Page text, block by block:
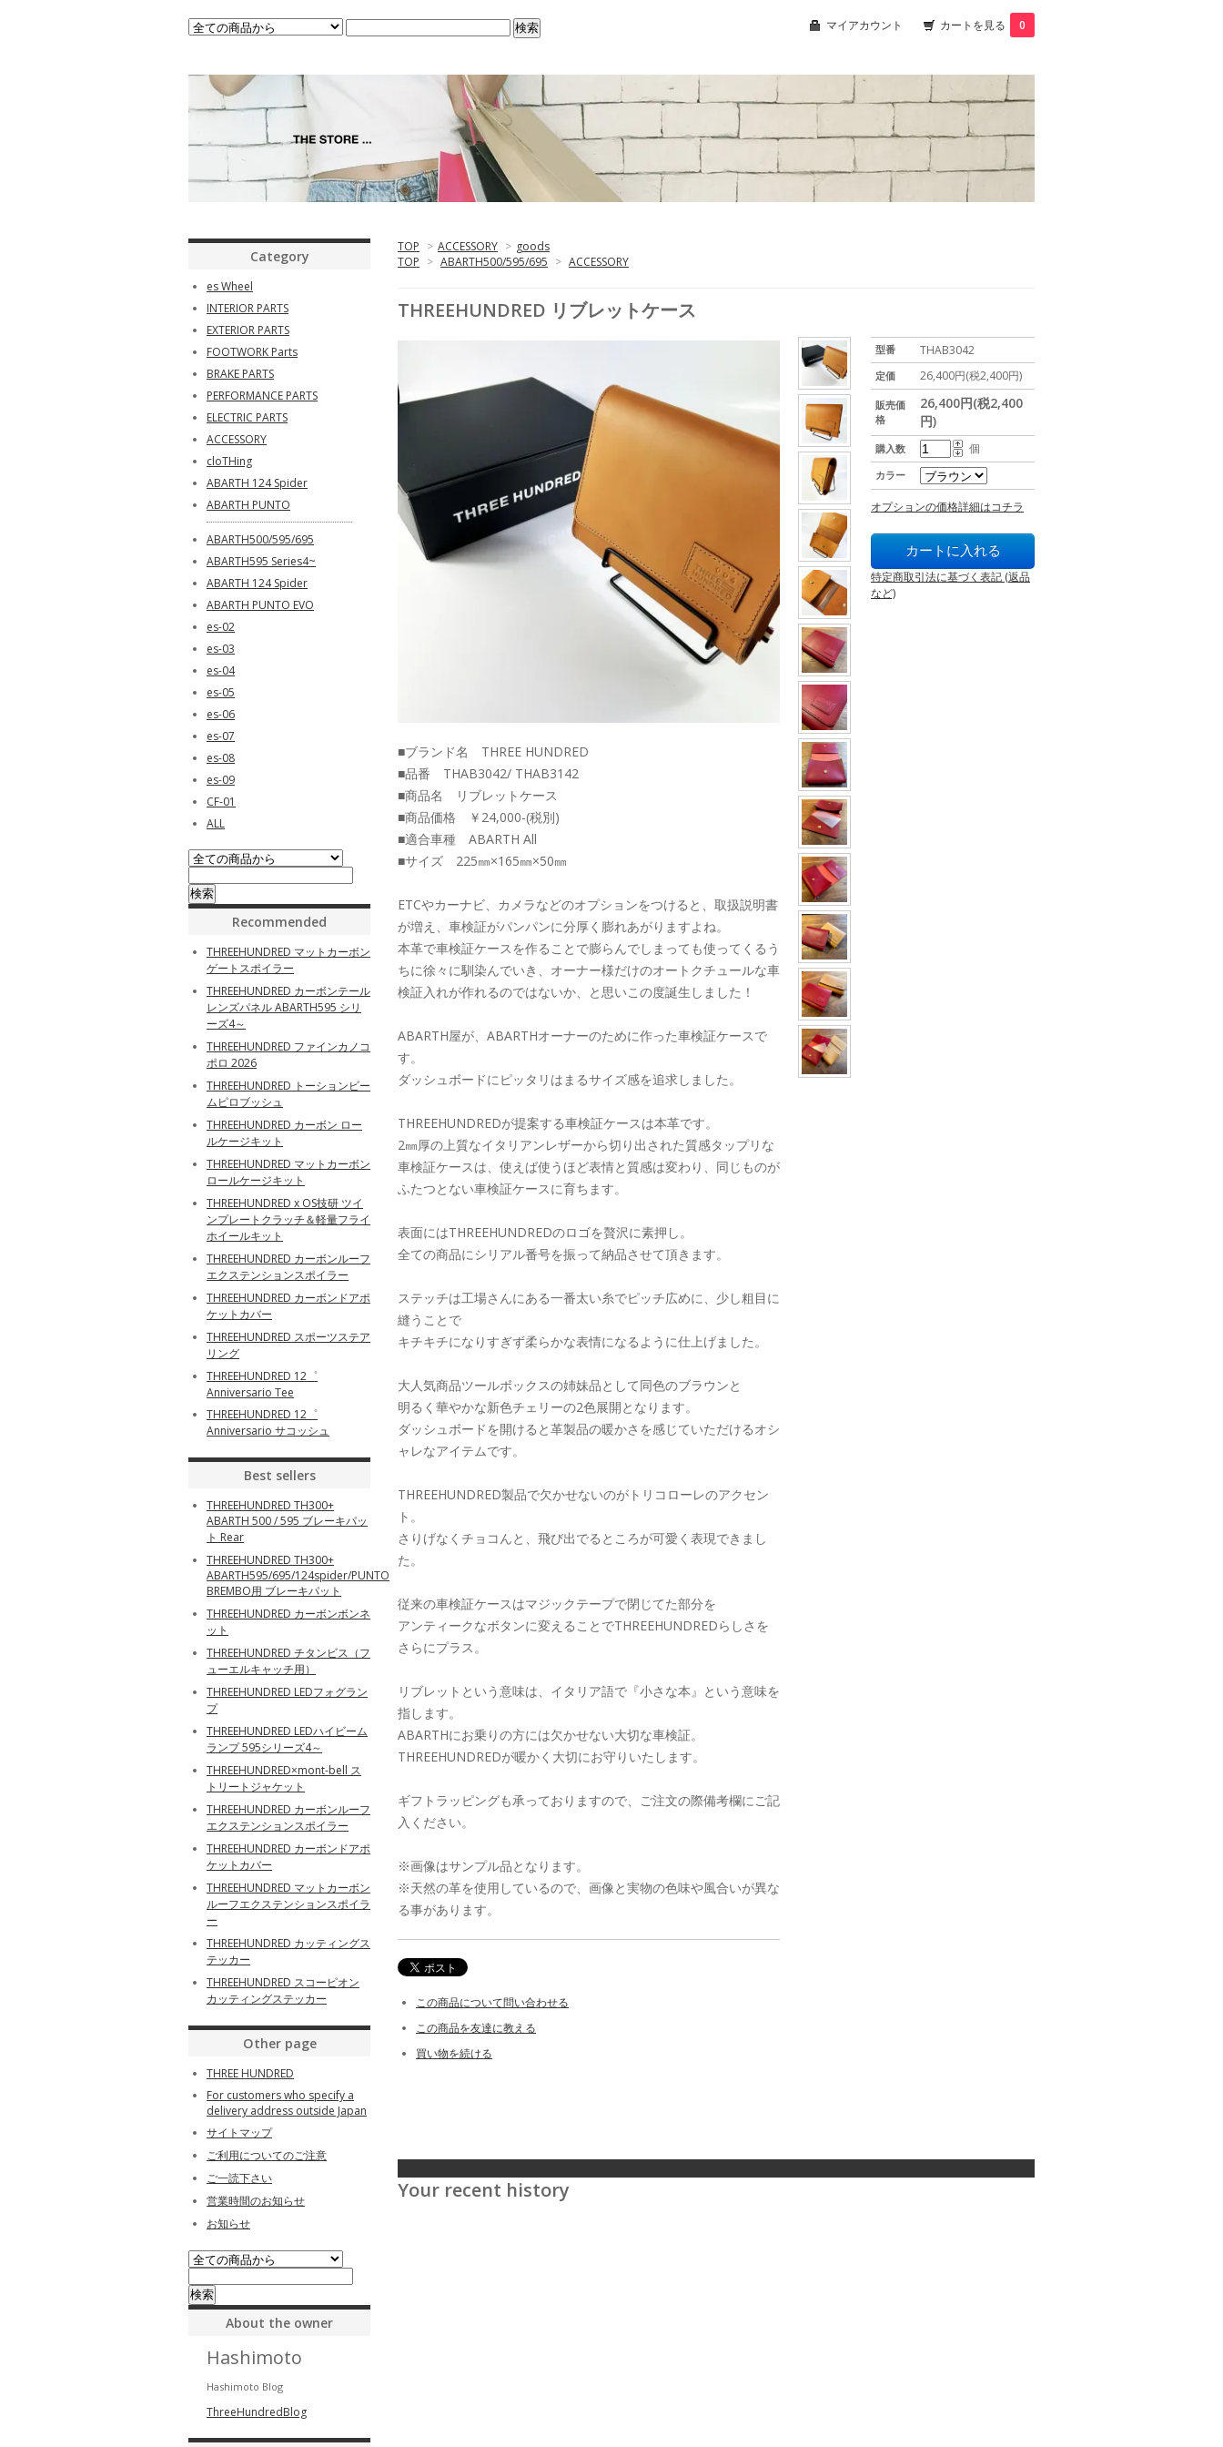
マイアカウント カートを見る 0
TOP > ACCESSORY > goods
TOP > ABARTH500/595/695 > ACCESSORY
THREEHUNDRED リブレットケース
型番 THAB3042
定価 26,400円(税2,400円)
販売価
格
26,400円(税2,400
円)
購入数 個
カラー
オプションの価格詳細はコチラ
特定商取引法に基づく表記 (返品
など)
■ブランド名 THREE HUNDRED
■品番 THAB3042/ THAB3142
■商品名 リブレットケース
■商品価格 ￥24,000-(税別)
■適合車種 ABARTH All
■サイズ 225㎜×165㎜×50㎜
ETCやカーナビ、カメラなどのオプションをつけると、取扱説明書
が増え、車検証がパンパンに分厚く膨れあがりますよね。
本革で車検証ケースを作ることで膨らんでしまっても使ってくるう
ちに徐々に馴染んでいき、オーナー様だけのオートクチュールな車
検証入れが作れるのではないか、と思いこの度誕生しました！
ABARTH屋が、ABARTHオーナーのために作った車検証ケースで
す。
ダッシュボードにピッタリはまるサイズ感を追求しました。
THREEHUNDREDが提案する車検証ケースは本革です。
2㎜厚の上質なイタリアンレザーから切り出された質感タップリな
車検証ケースは、使えば使うほど表情と質感は変わり、同じものが
ふたつとない車検証ケースに育ちます。
表面にはTHREEHUNDREDのロゴを贅沢に素押し。
全ての商品にシリアル番号を振って納品させて頂きます。
ステッチは工場さんにある一番太い糸でピッチ広めに、少し粗目に
縫うことで
キチキチになりすぎず柔らかな表情になるように仕上げました。
大人気商品ツールボックスの姉妹品として同色のブラウンと
明るく華やかな新色チェリーの2色展開となります。
ダッシュボードを開けると革製品の暖かさを感じていただけるオシ
ャレなアイテムです。
THREEHUNDRED製品で欠かせないのがトリコローレのアクセン
ト。
さりげなくチョコんと、飛び出でるところが可愛く表現できまし
た。
従来の車検証ケースはマジックテープで閉じてた部分を
アンティークなボタンに変えることでTHREEHUNDREDらしさを
さらにプラス。
リブレットという意味は、イタリア語で『小さな本』という意味を
指します。
ABARTHにお乗りの方には欠かせない大切な車検証。
THREEHUNDREDが暖かく大切にお守りいたします。
ギフトラッピングも承っておりますので、ご注文の際備考欄にご記
入ください。
※画像はサンプル品となります。
※天然の革を使用しているので、画像と実物の色味や風合いが異な
る事があります。
この商品について問い合わせる
この商品を友達に教える
買い物を続ける
Your recent history
Category
es Wheel
INTERIOR PARTS
EXTERIOR PARTS
FOOTWORK Parts
BRAKE PARTS
PERFORMANCE PARTS
ELECTRIC PARTS
ACCESSORY
cloTHing
ABARTH 124 Spider
ABARTH PUNTO
ABARTH500/595/695
ABARTH595 Series4~
ABARTH 124 Spider
ABARTH PUNTO EVO
es-02
es-03
es-04
es-05
es-06
es-07
es-08
es-09
CF-01
ALL
Recommended
THREEHUNDRED マットカーボン
ゲートスポイラー
THREEHUNDRED カーボンテール
レンズパネル ABARTH595 シリ
ーズ4～
THREEHUNDRED ファインカノコ
ポロ 2026
THREEHUNDRED トーションビー
ムピロブッシュ
THREEHUNDRED カーボン ロー
ルケージキット
THREEHUNDRED マットカーボン
ロールケージキット
THREEHUNDRED x OS技研 ツイ
ンプレートクラッチ＆軽量フライ
ホイールキット
THREEHUNDRED カーボンルーフ
エクステンションスポイラー
THREEHUNDRED カーボンドアポ
ケットカバー
THREEHUNDRED スポーツステア
リング
THREEHUNDRED 12゜
Anniversario Tee
THREEHUNDRED 12゜
Anniversario サコッシュ
Best sellers
THREEHUNDRED TH300+
ABARTH 500 / 595 ブレーキパッ
ト Rear
THREEHUNDRED TH300+
ABARTH595/695/124spider/PUNTO
BREMBO用 ブレーキパット
THREEHUNDRED カーボンボンネ
ット
THREEHUNDRED チタンビス（フ
ューエルキャッチ用）
THREEHUNDRED LEDフォグラン
プ
THREEHUNDRED LEDハイビーム
ランプ 595シリーズ4～
THREEHUNDRED×mont-bell ス
トリートジャケット
THREEHUNDRED カーボンルーフ
エクステンションスポイラー
THREEHUNDRED カーボンドアポ
ケットカバー
THREEHUNDRED マットカーボン
ルーフエクステンションスポイラ
ー
THREEHUNDRED カッティングス
テッカー
THREEHUNDRED スコーピオン
カッティングステッカー
Other page
THREE HUNDRED
For customers who specify a
delivery address outside Japan
サイトマップ
ご利用についてのご注意
ご一読下さい
営業時間のお知らせ
お知らせ
About the owner
Hashimoto
Hashimoto Blog
ThreeHundredBlog